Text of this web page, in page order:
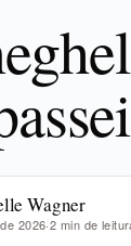
Wagner
2026·2 min de